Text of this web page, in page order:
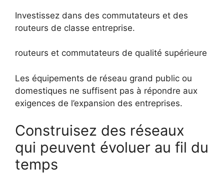
Investissez dans des commutateurs et des
routeurs de classe entreprise.
routeurs et commutateurs de qualité supérieure
Les équipements de réseau grand public ou
domestiques ne suffisent pas à répondre aux
exigences de l’expansion des entreprises.
Construisez des réseaux
qui peuvent évoluer au fil du
temps